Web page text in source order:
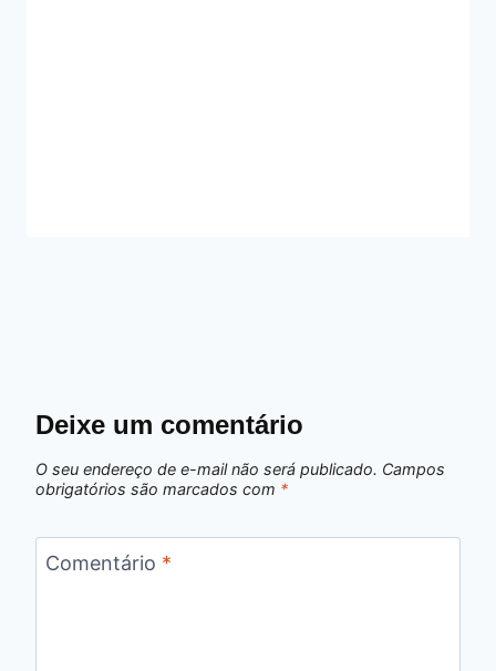
Deixe um comentário
O seu endereço de e-mail não será publicado. Campos
obrigatórios são marcados com *
Comentário *